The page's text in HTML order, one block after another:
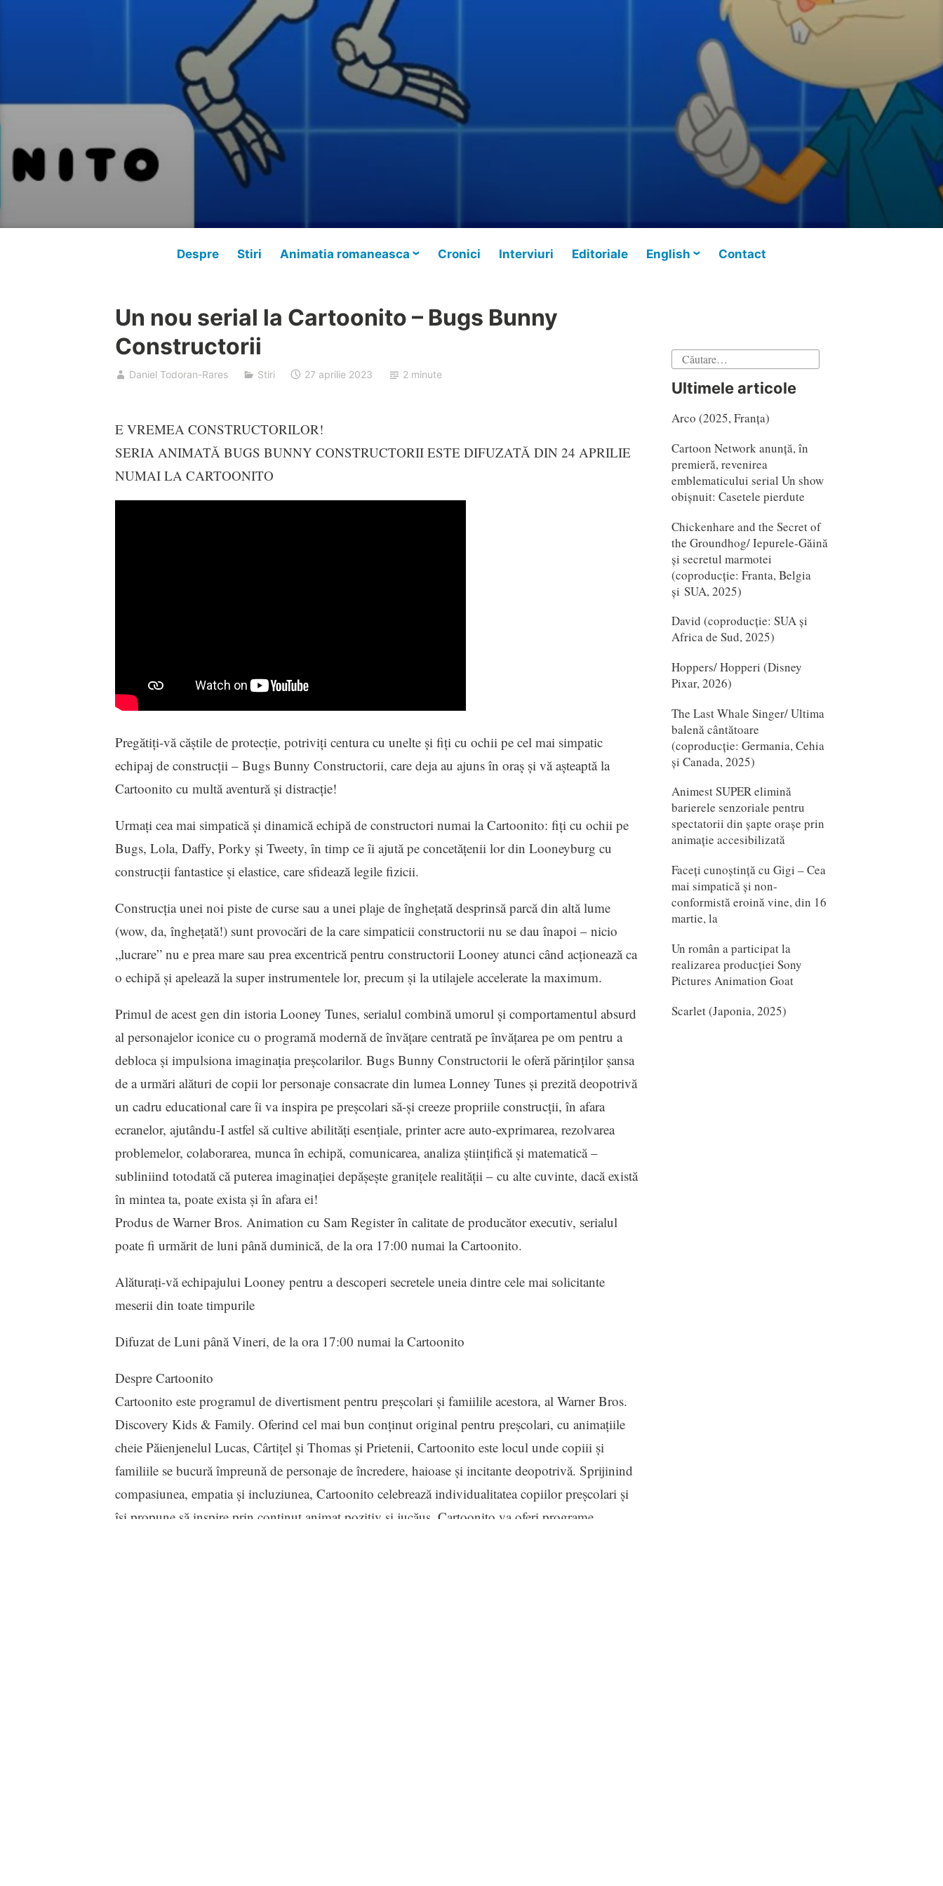
Despre Stiri Animatia romaneasca Cronici Interviuri Editoriale English Contact
Un nou serial la Cartoonito – Bugs Bunny
Constructorii
Daniel Todoran-Rares Stiri 27 aprilie 2023 2 minute
E VREMEA CONSTRUCTORILOR!
SERIA ANIMATĂ BUGS BUNNY CONSTRUCTORII ESTE DIFUZATĂ DIN 24 APRILIE
NUMAI LA CARTOONITO
Pregătiți-vă căștile de protecție, potriviți centura cu unelte și fiți cu ochii pe cel mai simpatic
echipaj de construcții – Bugs Bunny Constructorii, care deja au ajuns în oraș și vă așteaptă la
Cartoonito cu multă aventură și distracție!
Urmați cea mai simpatică și dinamică echipă de constructori numai la Cartoonito: fiți cu ochii pe
Bugs, Lola, Daffy, Porky și Tweety, în timp ce îi ajută pe concetățenii lor din Looneyburg cu
construcții fantastice și elastice, care sfidează legile fizicii.
Construcția unei noi piste de curse sau a unei plaje de înghețată desprinsă parcă din altă lume
(wow, da, înghețată!) sunt provocări de la care simpaticii constructorii nu se dau înapoi – nicio
„lucrare” nu e prea mare sau prea excentrică pentru constructorii Looney atunci când acționează ca
o echipă și apelează la super instrumentele lor, precum și la utilajele accelerate la maximum.
Primul de acest gen din istoria Looney Tunes, serialul combină umorul și comportamentul absurd
al personajelor iconice cu o programă modernă de învățare centrată pe învățarea pe om pentru a
debloca și impulsiona imaginația preșcolarilor. Bugs Bunny Constructorii le oferă părinților șansa
de a urmări alături de copii lor personaje consacrate din lumea Lonney Tunes și prezită deopotrivă
un cadru educational care îi va inspira pe preșcolari să-și creeze propriile construcții, în afara
ecranelor, ajutându-I astfel să cultive abilități esențiale, printer acre auto-exprimarea, rezolvarea
problemelor, colaborarea, munca în echipă, comunicarea, analiza științifică și matematică –
subliniind totodată că puterea imaginației depășește granițele realității – cu alte cuvinte, dacă există
în mintea ta, poate exista și în afara ei!
Produs de Warner Bros. Animation cu Sam Register în calitate de producător executiv, serialul
poate fi urmărit de luni până duminică, de la ora 17:00 numai la Cartoonito.
Alăturați-vă echipajului Looney pentru a descoperi secretele uneia dintre cele mai solicitante
meserii din toate timpurile
Difuzat de Luni până Vineri, de la ora 17:00 numai la Cartoonito
Despre Cartoonito
Cartoonito este programul de divertisment pentru preșcolari și famiilile acestora, al Warner Bros.
Discovery Kids & Family. Oferind cel mai bun conținut original pentru preșcolari, cu animațiile
cheie Păienjenelul Lucas, Cârtițel și Thomas și Prietenii, Cartoonito este locul unde copiii și
familiile se bucură împreună de personaje de încredere, haioase și incitante deopotrivă. Sprijinind
compasiunea, empatia și incluziunea, Cartoonito celebrează individualitatea copiilor preșcolari și
își propune să inspire prin conținut animat pozitiv și jucăuș. Cartoonito va oferi programe
Caută
Ultimele articole
Arco (2025, Franța)
Cartoon Network anunță, în
premieră, revenirea
emblematicului serial Un show
obișnuit: Casetele pierdute
Chickenhare and the Secret of
the Groundhog/ Iepurele-Găină
și secretul marmotei
(coproducție: Franta, Belgia
și SUA, 2025)
David (coproducție: SUA și
Africa de Sud, 2025)
Hoppers/ Hopperi (Disney
Pixar, 2026)
The Last Whale Singer/ Ultima
balenă cântătoare
(coproducție: Germania, Cehia
și Canada, 2025)
Animest SUPER elimină
barierele senzoriale pentru
spectatorii din șapte orașe prin
animație accesibilizată
Faceți cunoștință cu Gigi – Cea
mai simpatică și non-
conformistă eroină vine, din 16
martie, la
Un român a participat la
realizarea producției Sony
Pictures Animation Goat
Scarlet (Japonia, 2025)